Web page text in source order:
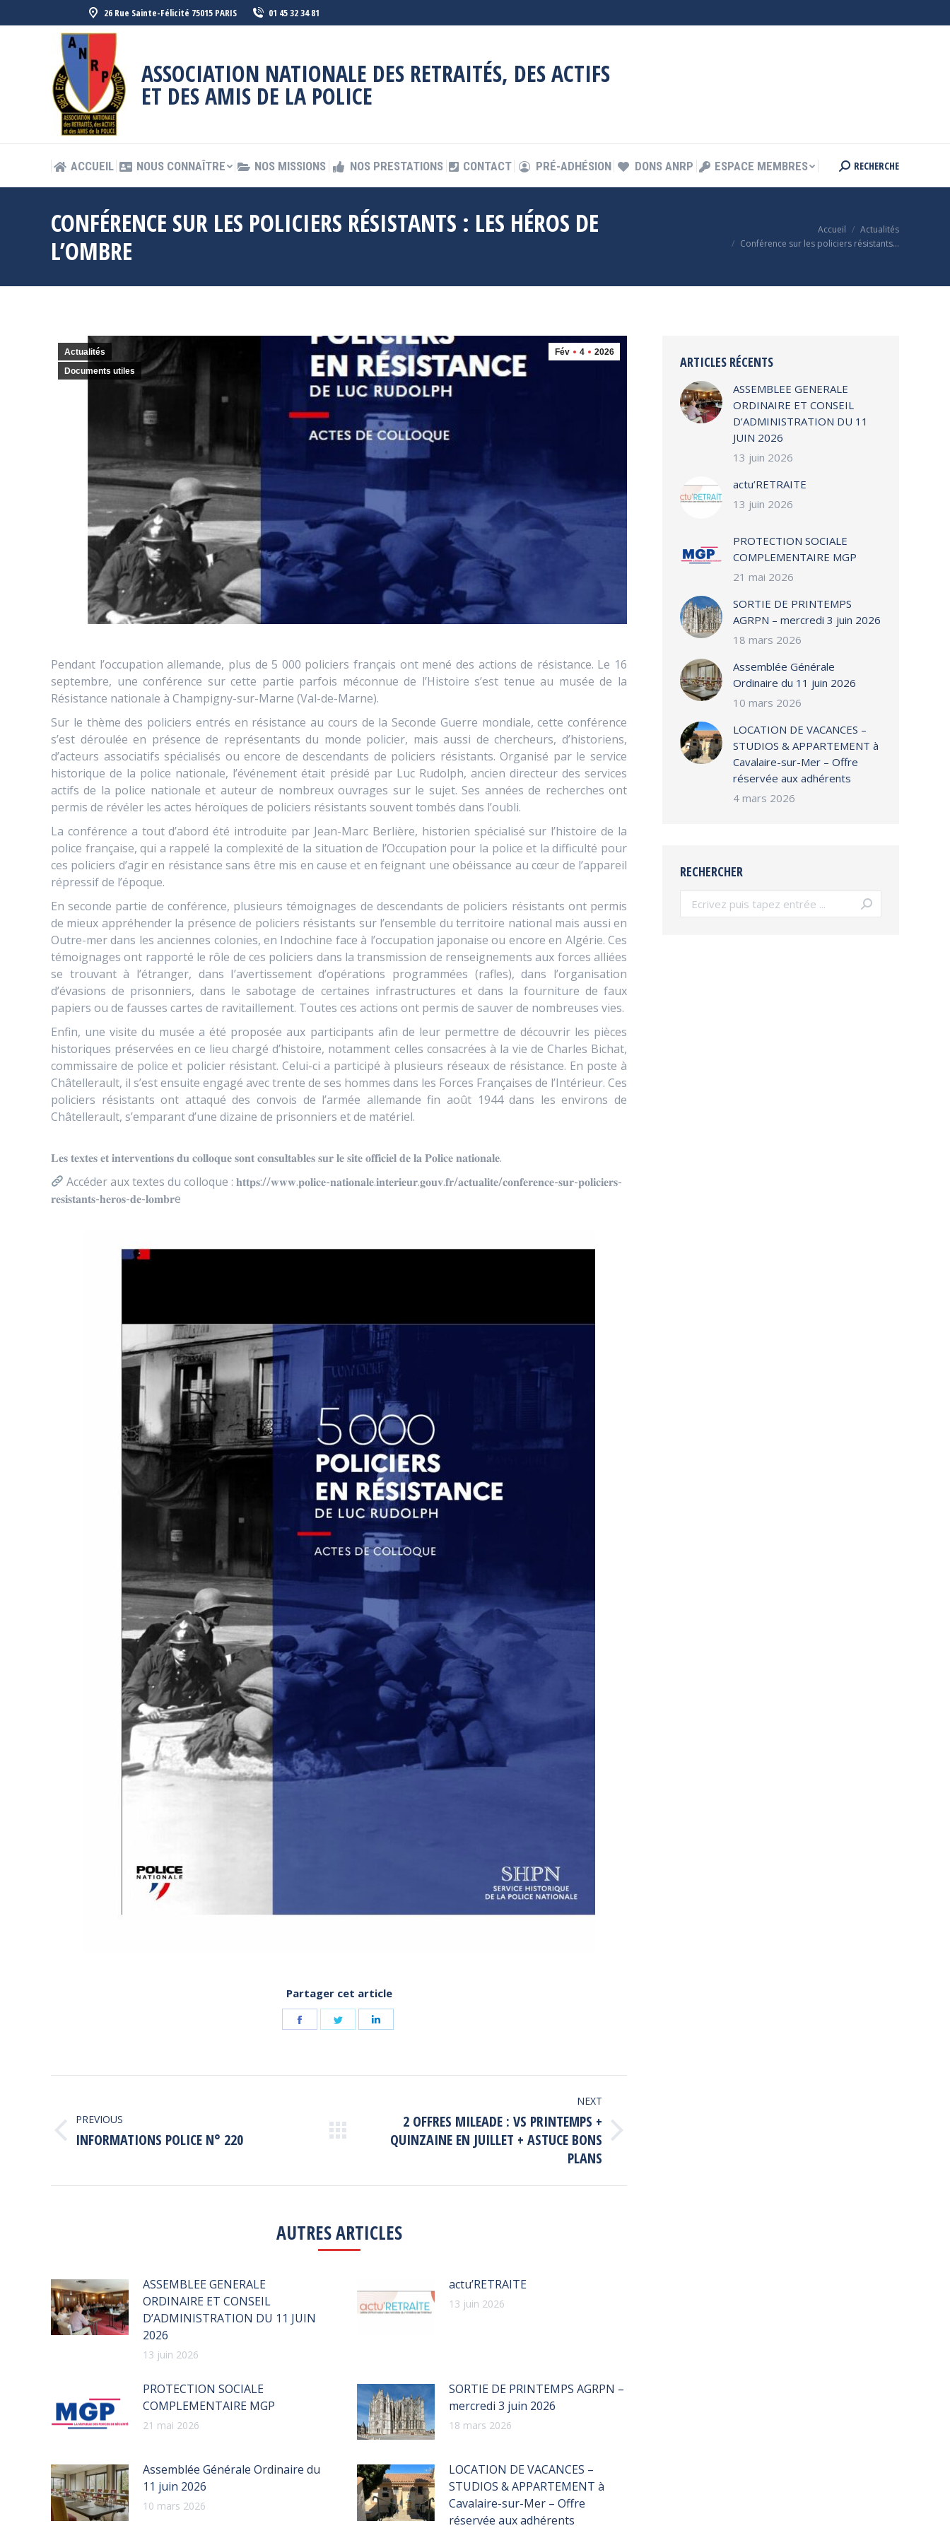
26 Rue Sainte-Félicité 75015 PARIS 01 45 32 34 81
ASSOCIATION NATIONALE DES RETRAITÉS, DES ACTIFS
ET DES AMIS DE LA POLICE
ACCUEIL NOUS CONNAÎTRE NOS MISSIONS NOS PRESTATIONS CONTACT PRÉ-ADHÉSION DONS ANRP ESPACE MEMBRES Search:
RECHERCHE
CONFÉRENCE SUR LES POLICIERS RÉSISTANTS : LES HÉROS DE
L’OMBRE
Accueil
Actualités
Conférence sur les policiers résistants…
Fév 4 2026
Actualités
Documents utiles
Pendant l’occupation allemande, plus de 5 000 policiers français ont mené des actions de résistance. Le 16
septembre, une conférence sur cette partie parfois méconnue de l’Histoire s’est tenue au musée de la
Résistance nationale à Champigny-sur-Marne (Val-de-Marne).
Sur le thème des policiers entrés en résistance au cours de la Seconde Guerre mondiale, cette conférence
s’est déroulée en présence de représentants du monde policier, mais aussi de chercheurs, d’historiens,
d’acteurs associatifs spécialisés ou encore de descendants de policiers résistants. Organisé par le service
historique de la police nationale, l’événement était présidé par Luc Rudolph, ancien directeur des services
actifs de la police nationale et auteur de nombreux ouvrages sur le sujet. Ses années de recherches ont
permis de révéler les actes héroïques de policiers résistants souvent tombés dans l’oubli.
La conférence a tout d’abord été introduite par Jean-Marc Berlière, historien spécialisé sur l’histoire de la
police française, qui a rappelé la complexité de la situation de l’Occupation pour la police et la difficulté pour
ces policiers d’agir en résistance sans être mis en cause et en feignant une obéissance au cœur de l’appareil
répressif de l’époque.
En seconde partie de conférence, plusieurs témoignages de descendants de policiers résistants ont permis
de mieux appréhender la présence de policiers résistants sur l’ensemble du territoire national mais aussi en
Outre-mer dans les anciennes colonies, en Indochine face à l’occupation japonaise ou encore en Algérie. Ces
témoignages ont rapporté le rôle de ces policiers dans la transmission de renseignements aux forces alliées
se trouvant à l’étranger, dans l’avertissement d’opérations programmées (rafles), dans l’organisation
d’évasions de prisonniers, dans le sabotage de certaines infrastructures et dans la fourniture de faux
papiers ou de fausses cartes de ravitaillement. Toutes ces actions ont permis de sauver de nombreuses vies.
Enfin, une visite du musée a été proposée aux participants afin de leur permettre de découvrir les pièces
historiques préservées en ce lieu chargé d’histoire, notamment celles consacrées à la vie de Charles Bichat,
commissaire de police et policier résistant. Celui-ci a participé à plusieurs réseaux de résistance. En poste à
Châtellerault, il s’est ensuite engagé avec trente de ses hommes dans les Forces Françaises de l’Intérieur. Ces
policiers résistants ont attaqué des convois de l’armée allemande fin août 1944 dans les environs de
Châtellerault, s’emparant d’une dizaine de prisonniers et de matériel.
𝐋𝐞𝐬 𝐭𝐞𝐱𝐭𝐞𝐬 𝐞𝐭 𝐢𝐧𝐭𝐞𝐫𝐯𝐞𝐧𝐭𝐢𝐨𝐧𝐬 𝐝𝐮 𝐜𝐨𝐥𝐥𝐨𝐪𝐮𝐞 𝐬𝐨𝐧𝐭 𝐜𝐨𝐧𝐬𝐮𝐥𝐭𝐚𝐛𝐥𝐞𝐬 𝐬𝐮𝐫 𝐥𝐞 𝐬𝐢𝐭𝐞 𝐨𝐟𝐟𝐢𝐜𝐢𝐞𝐥 𝐝𝐞 𝐥𝐚 𝐏𝐨𝐥𝐢𝐜𝐞 𝐧𝐚𝐭𝐢𝐨𝐧𝐚𝐥𝐞.
Accéder aux textes du colloque : 𝐡𝐭𝐭𝐩𝐬://𝐰𝐰𝐰.𝐩𝐨𝐥𝐢𝐜𝐞-𝐧𝐚𝐭𝐢𝐨𝐧𝐚𝐥𝐞.𝐢𝐧𝐭𝐞𝐫𝐢𝐞𝐮𝐫.𝐠𝐨𝐮𝐯.𝐟𝐫/𝐚𝐜𝐭𝐮𝐚𝐥𝐢𝐭𝐞/𝐜𝐨𝐧𝐟𝐞𝐫𝐞𝐧𝐜𝐞-𝐬𝐮𝐫-𝐩𝐨𝐥𝐢𝐜𝐢𝐞𝐫𝐬-
𝐫𝐞𝐬𝐢𝐬𝐭𝐚𝐧𝐭𝐬-𝐡𝐞𝐫𝐨𝐬-𝐝𝐞-𝐥𝐨𝐦𝐛𝐫e
Partager cet article
Share Share
NAVIGATION
PREVIOUS
Previous
INFORMATIONS POLICE N° 220
NEXT
Next
2 OFFRES MILEADE : VS PRINTEMPS +
QUINZAINE EN JUILLET + ASTUCE BONS
PLANS
AUTRES ARTICLES
ASSEMBLEE GENERALE
ORDINAIRE ET CONSEIL
D’ADMINISTRATION DU 11 JUIN
2026
13 juin 2026
actu’RETRAITE
13 juin 2026
PROTECTION SOCIALE
COMPLEMENTAIRE MGP
21 mai 2026
SORTIE DE PRINTEMPS AGRPN –
mercredi 3 juin 2026
18 mars 2026
Assemblée Générale Ordinaire du
11 juin 2026
10 mars 2026
LOCATION DE VACANCES –
STUDIOS & APPARTEMENT à
Cavalaire-sur-Mer – Offre
réservée aux adhérents
ARTICLES RÉCENTS
ASSEMBLEE GENERALE
ORDINAIRE ET CONSEIL
D’ADMINISTRATION DU 11
JUIN 2026
13 juin 2026
actu’RETRAITE
13 juin 2026
PROTECTION SOCIALE
COMPLEMENTAIRE MGP
21 mai 2026
SORTIE DE PRINTEMPS
AGRPN – mercredi 3 juin 2026
18 mars 2026
Assemblée Générale
Ordinaire du 11 juin 2026
10 mars 2026
LOCATION DE VACANCES –
STUDIOS & APPARTEMENT à
Cavalaire-sur-Mer – Offre
réservée aux adhérents
4 mars 2026
RECHERCHER
Search:
ACCUEIL NOUS CONNAÎTRE NOS MISSIONS NOS PRESTATIONS CONTACT PRÉ-ADHÉSION DONS ANRP ESPACE MEMBRES Search: